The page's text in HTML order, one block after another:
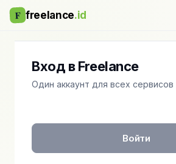
F freelance.id
Вход в Freelance
Один аккаунт для всех
Войти